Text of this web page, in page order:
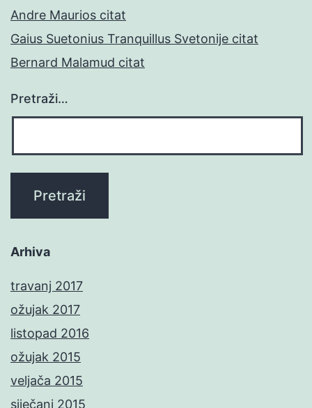
Andre Maurios citat
Gaius Suetonius Tranquillus Svetonije citat
Bernard Malamud citat
Pretraži…
Arhiva
travanj 2017
ožujak 2017
listopad 2016
ožujak 2015
veljača 2015
siječanj 2015